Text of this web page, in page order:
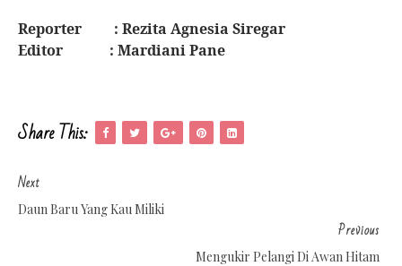
Reporter : Rezita Agnesia Siregar
Editor : Mardiani Pane
Share This:
Next
Daun Baru Yang Kau Miliki
Previous
Mengukir Pelangi Di Awan Hitam